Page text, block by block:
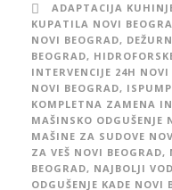
ADAPTACIJA
KUPATILA NOVI
NOVI BEOGRAD,
BEOGRAD,
INTERVENCIJE 24H NOVI
NOVI BEOGRAD,
KOMPLETNA ZAMENA
MAŠINSKO ODGUŠENJE
MAŠINE ZA SUDOVE
ZA VEŠ NOVI BEOGRAD,
BEOGRAD, NAJBOLJI
ODGUŠENJE KADE NOVI